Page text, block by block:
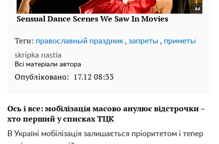
Теги: православный праздник , запреты , приметы
skripka nastia
Всі матеріали автора
Опубліковано: 17.12 08:33
Ось і все: мобілізація масово анулює відстрочки –
хто перший у списках ТЦК
В Україні мобілізація залишається пріоритетом і тепер